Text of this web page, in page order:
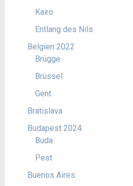
Kairo
Entlang des Nils
Belgien 2022
Brügge
Brüssel
Gent
Bratislava
Budapest 2024
Buda
Pest
Buenos Aires